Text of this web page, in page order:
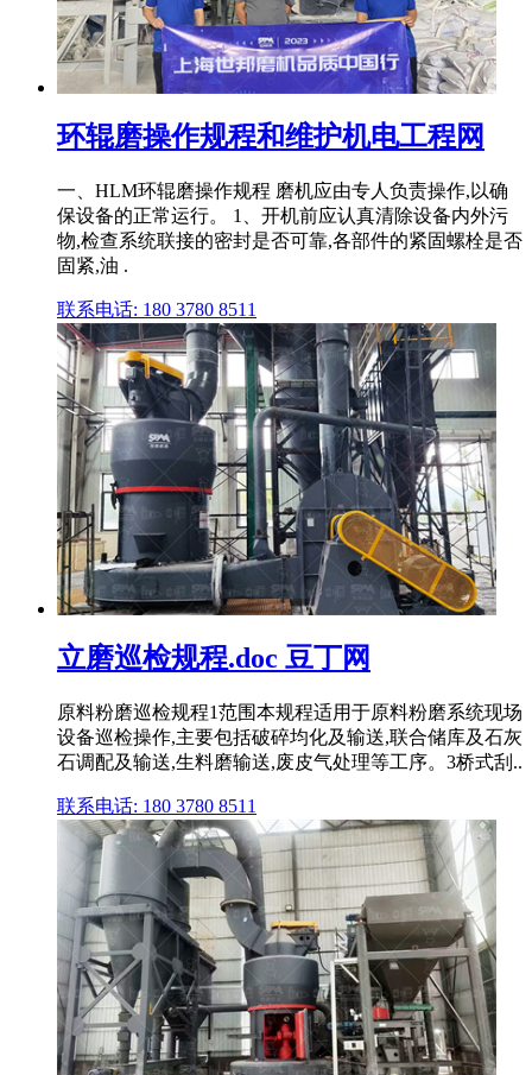
环辊磨操作规程和维护机电工程网
一、HLM环辊磨操作规程 磨机应由专人负责操作,以确
保设备的正常运行。 1、开机前应认真清除设备内外污
物,检查系统联接的密封是否可靠,各部件的紧固螺栓是否
固紧,油 .
联系电话: 180 3780 8511
立磨巡检规程.doc 豆丁网
原料粉磨巡检规程1范围本规程适用于原料粉磨系统现场
设备巡检操作,主要包括破碎均化及输送,联合储库及石灰
石调配及输送,生料磨输送,废皮气处理等工序。3桥式刮..
联系电话: 180 3780 8511